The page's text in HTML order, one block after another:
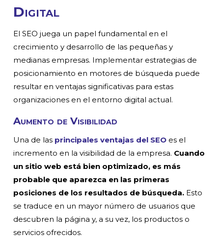
Digital
El SEO juega un papel fundamental en el
crecimiento y desarrollo de las pequeñas y
medianas empresas. Implementar estrategias de
posicionamiento en motores de búsqueda puede
resultar en ventajas significativas para estas
organizaciones en el entorno digital actual.
Aumento de Visibilidad
Una de las principales ventajas del SEO es el
incremento en la visibilidad de la empresa. Cuando
un sitio web está bien optimizado, es más
probable que aparezca en las primeras
posiciones de los resultados de búsqueda. Esto
se traduce en un mayor número de usuarios que
descubren la página y, a su vez, los productos o
servicios ofrecidos.